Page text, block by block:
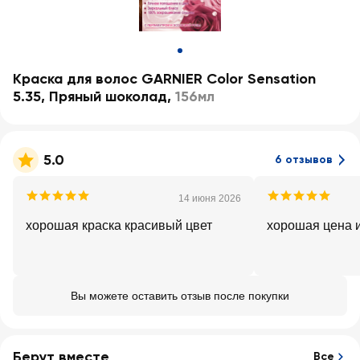
Краска для волос GARNIER Color Sensation
5.35, Пряный шоколад, 156мл
5.0 6 отзывов
14 июня 2026
хорошая краска красивый цвет хорошая цена
Вы можете оставить отзыв после покупки
Все